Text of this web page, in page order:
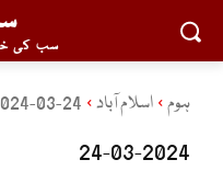
سب کی
ہوم اسلام آباد 24-03-2024
24-03-2024